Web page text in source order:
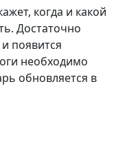
когда и какой
Достаточно
появится
необходимо
обновляется в